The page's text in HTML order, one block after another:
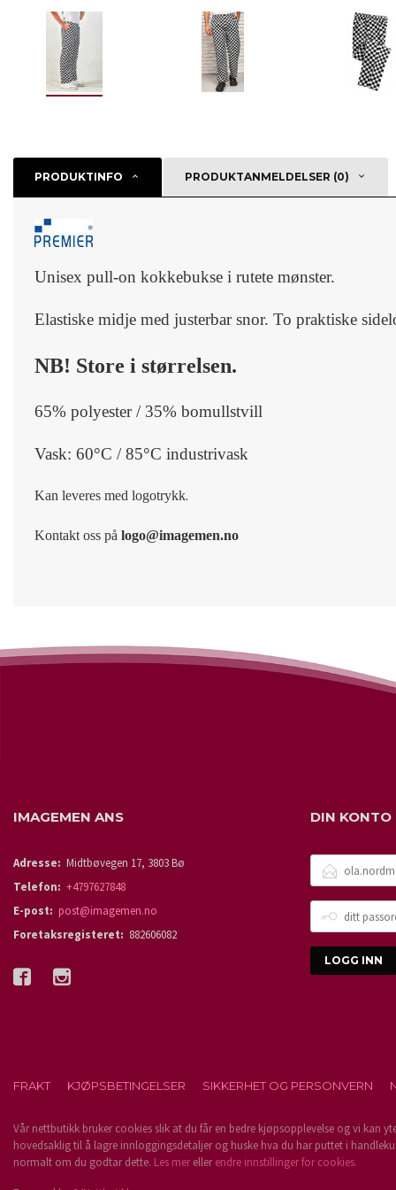
PRODUKTINFO PRODUKTANMELDELSER (0)
Unisex pull-on kokkebukse i rutete mønster.
Elastiske midje med justerbar snor. To praktiske
NB! Store i størrelsen.
65% polyester / 35% bomullstvill
Vask: 60°C / 85°C industrivask
Kan leveres med logotrykk.
Kontakt oss på logo@imagemen.no
IMAGEMEN ANS
Adresse: Midtbøvegen 17, 3803 Bø
Telefon: +4797627848
E-post: post@imagemen.no
Foretaksregisteret: 882606082
DIN KONTO
POSTADRESSE
PASSORD
FRAKT KJØPSBETINGELSER SIKKERHET OG PERSONVERN
Vår nettbutikk bruker cookies slik at du får en bedre kjøpsopplevelse og vi kan
hovedsaklig til å lagre innloggingsdetaljer og huske hva du har puttet i
normalt om du godtar dette. Les mer ellerendre innstillinger for cookies.